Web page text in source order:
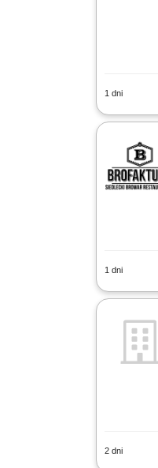
1 dni
1 dni
2 dni